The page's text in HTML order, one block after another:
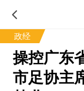
政经
操控广东
市足协主